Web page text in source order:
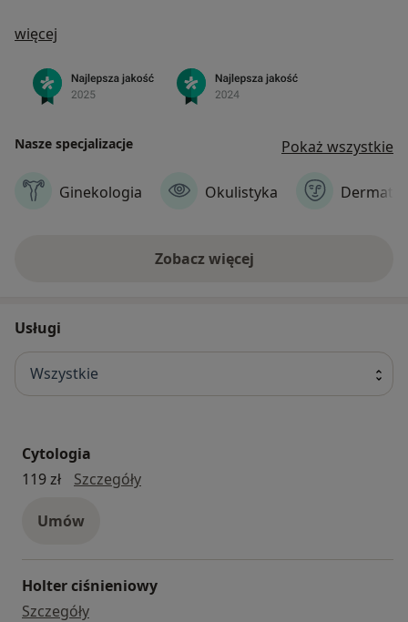
więcej
Nasze specjalizacje Pokaż wszystkie
Ginekologia Okulistyka
Zobacz więcej
Usługi
Wszystkie
Cytologia
119 zł
Szczegółycytologia
Umów
Holter ciśnieniowy
SzczegółyHolter ciśnieniowy